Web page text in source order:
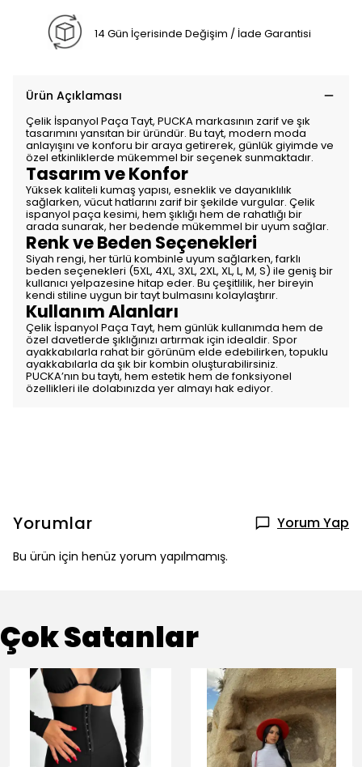
14 Gün İçerisinde Değişim / İade Garantisi
Ürün Açıklaması
Çelik İspanyol Paça Tayt, PUCKA markasının zarif ve şık
tasarımını yansıtan bir üründür. Bu tayt, modern moda
anlayışını ve konforu bir araya getirerek, günlük giyimde ve
özel etkinliklerde mükemmel bir seçenek sunmaktadır.
Tasarım ve Konfor
Yüksek kaliteli kumaş yapısı, esneklik ve dayanıklılık
sağlarken, vücut hatlarını zarif bir şekilde vurgular. Çelik
ispanyol paça kesimi, hem şıklığı hem de rahatlığı bir
arada sunarak, her bedende mükemmel bir uyum sağlar.
Renk ve Beden Seçenekleri
Siyah rengi, her türlü kombinle uyum sağlarken, farklı
beden seçenekleri (5XL, 4XL, 3XL, 2XL, XL, L, M, S) ile geniş bir
kullanıcı yelpazesine hitap eder. Bu çeşitlilik, her bireyin
kendi stiline uygun bir tayt bulmasını kolaylaştırır.
Kullanım Alanları
Çelik İspanyol Paça Tayt, hem günlük kullanımda hem de
özel davetlerde şıklığınızı artırmak için idealdir. Spor
ayakkabılarla rahat bir görünüm elde edebilirken, topuklu
ayakkabılarla da şık bir kombin oluşturabilirsiniz.
PUCKA’nın bu taytı, hem estetik hem de fonksiyonel
özellikleri ile dolabınızda yer almayı hak ediyor.
Yorumlar Yorum Yap
Bu ürün için henüz yorum yapılmamış.
Çok Satanlar